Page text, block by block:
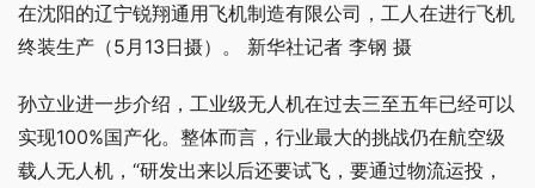
在沈阳的辽宁锐翔通用飞机制造有限公司，工人在进行飞机
终装生产（5月13日摄）。 新华社记者 李钢 摄
孙立业进一步介绍，工业级无人机在过去三至五年已经可以
实现100%国产化。整体而言，行业最大的挑战仍在航空级
载人无人机，“研发出来以后还要试飞，要通过物流运投，